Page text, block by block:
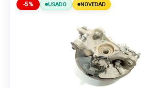
-5% USADO NOVEDAD